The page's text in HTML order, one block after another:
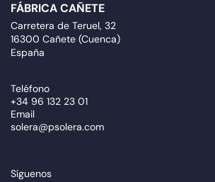
FÁBRICA CAÑETE
Carretera de Teruel, 32
16300 Cañete (Cuenca)
España
Teléfono
+34 96 132 23 01
Email
solera@psolera.com
Síguenos